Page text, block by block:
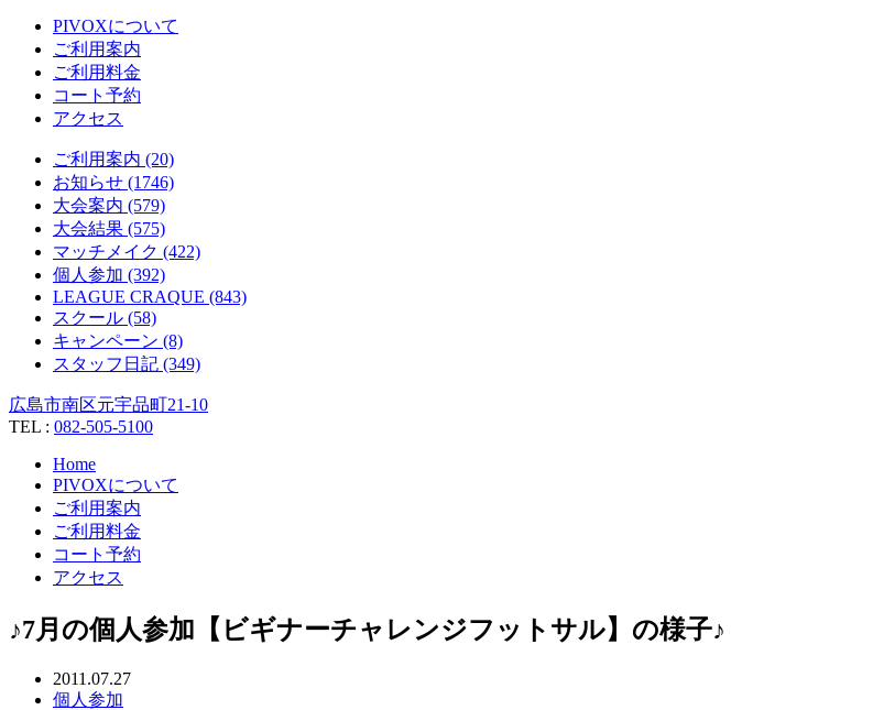
PIVOXについて
ご利用案内
ご利用料金
コート予約
アクセス
ご利用案内 (20)
お知らせ (1746)
大会案内 (579)
大会結果 (575)
マッチメイク (422)
個人参加 (392)
LEAGUE CRAQUE (843)
スクール (58)
キャンペーン (8)
スタッフ日記 (349)
広島市南区元宇品町21-10
TEL : 082-505-5100
Home
PIVOXについて
ご利用案内
ご利用料金
コート予約
アクセス
♪7月の個人参加【ビギナーチャレンジフットサル】の様子♪
2011.07.27
個人参加